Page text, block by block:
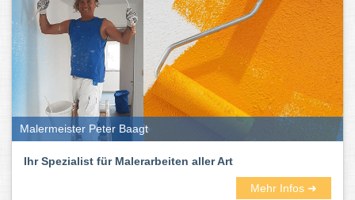
Malermeister Peter Baagt
Ihr Spezialist für Malerarbeiten aller Art
Mehr Infos ➜